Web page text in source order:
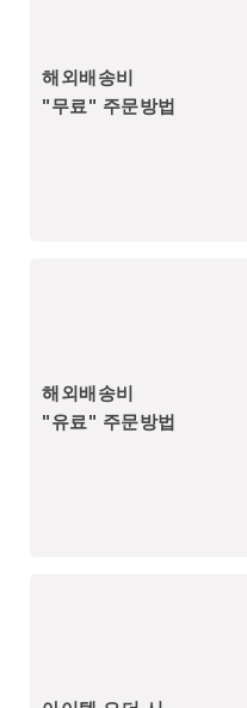
해외배송비
"무료" 주문방법
해외배송비
"유료" 주문방법